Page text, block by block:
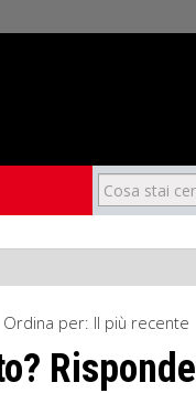
Ordina per: Il più recente
Risponde